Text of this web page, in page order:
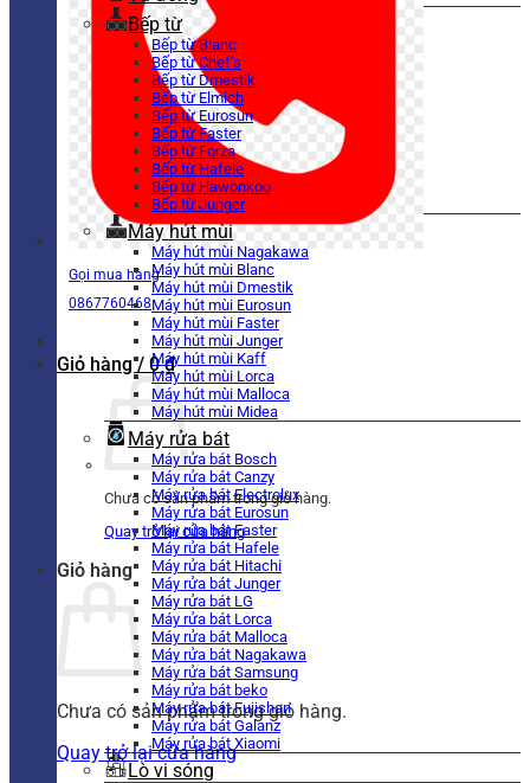
Gọi mua hàng
0867760468
Giỏ hàng / 0₫
Chưa có sản phẩm trong giỏ hàng.
Quay trở lại cửa hàng
Giỏ hàng
Chưa có sản phẩm trong giỏ hàng.
Quay trở lại cửa hàng
Bếp từ
Bếp từ Blanc
Bếp từ Chef’s
Bếp từ Dmestik
Bếp từ Elmich
Bếp từ Eurosun
Bếp từ Faster
Bếp từ Forza
Bếp từ Hafele
Bếp từ Hawonkoo
Bếp từ Junger
Máy hút mùi
Máy hút mùi Nagakawa
Máy hút mùi Blanc
Máy hút mùi Dmestik
Máy hút mùi Eurosun
Máy hút mùi Faster
Máy hút mùi Junger
Máy hút mùi Kaff
Máy hút mùi Lorca
Máy hút mùi Malloca
Máy hút mùi Midea
Máy rửa bát
Máy rửa bát Bosch
Máy rửa bát Canzy
Máy rửa bát Electrolux
Máy rửa bát Eurosun
Máy rửa bát Faster
Máy rửa bát Hafele
Máy rửa bát Hitachi
Máy rửa bát Junger
Máy rửa bát LG
Máy rửa bát Lorca
Máy rửa bát Malloca
Máy rửa bát Nagakawa
Máy rửa bát Samsung
Máy rửa bát beko
Máy rửa bát Fujishan
Máy rửa bát Galanz
Máy rửa bát Xiaomi
Lò vi sóng